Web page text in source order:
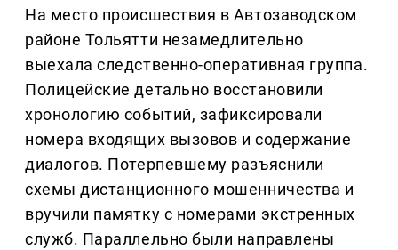
На место происшествия в Автозаводском
районе Тольятти незамедлительно
выехала следственно-оперативная группа.
Полицейские детально восстановили
хронологию событий, зафиксировали
номера входящих вызовов и содержание
диалогов. Потерпевшему разъяснили
схемы дистанционного мошенничества и
вручили памятку с номерами экстренных
служб. Параллельно были направлены